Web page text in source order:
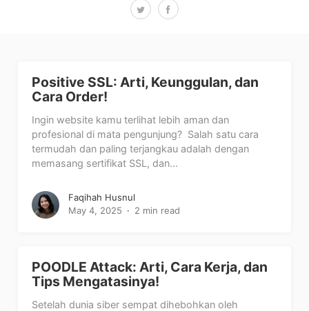
Positive SSL: Arti, Keunggulan, dan
Cara Order!
Ingin website kamu terlihat lebih aman dan
profesional di mata pengunjung? Salah satu cara
termudah dan paling terjangkau adalah dengan
memasang sertifikat SSL, dan...
Faqihah Husnul
May 4, 2025
2 min read
POODLE Attack: Arti, Cara Kerja, dan
Tips Mengatasinya!
Setelah dunia siber sempat dihebohkan oleh